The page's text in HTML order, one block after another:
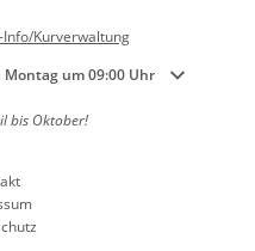
Kurverwaltung
Schließzeiten auszublenden
um 09:00 Uhr
bis Oktober!